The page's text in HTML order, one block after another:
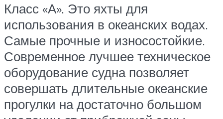
Класс «А». Это яхты для
использования в океанских водах.
Самые прочные и износостойкие.
Современное лучшее техническое
оборудование судна позволяет
совершать длительные океанские
прогулки на достаточно большом